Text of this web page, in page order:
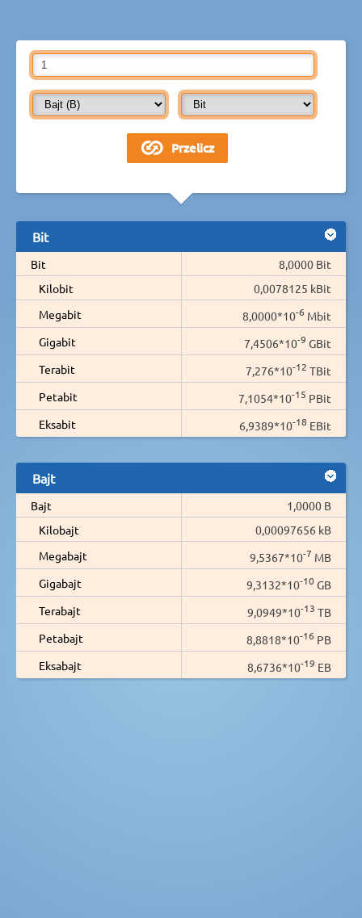
Bit
Bit
8,0000 Bit
Kilobit
0,0078125 kBit
Megabit
8,0000*10-6 Mbit
Gigabit
7,4506*10-9 GBit
Terabit
7,276*10-12 TBit
Petabit
7,1054*10-15 PBit
Eksabit
6,9389*10-18 EBit
Bajt
Bajt
1,0000 B
Kilobajt
0,00097656 kB
Megabajt
9,5367*10-7 MB
Gigabajt
9,3132*10-10 GB
Terabajt
9,0949*10-13 TB
Petabajt
8,8818*10-16 PB
Eksabajt
8,6736*10-19 EB